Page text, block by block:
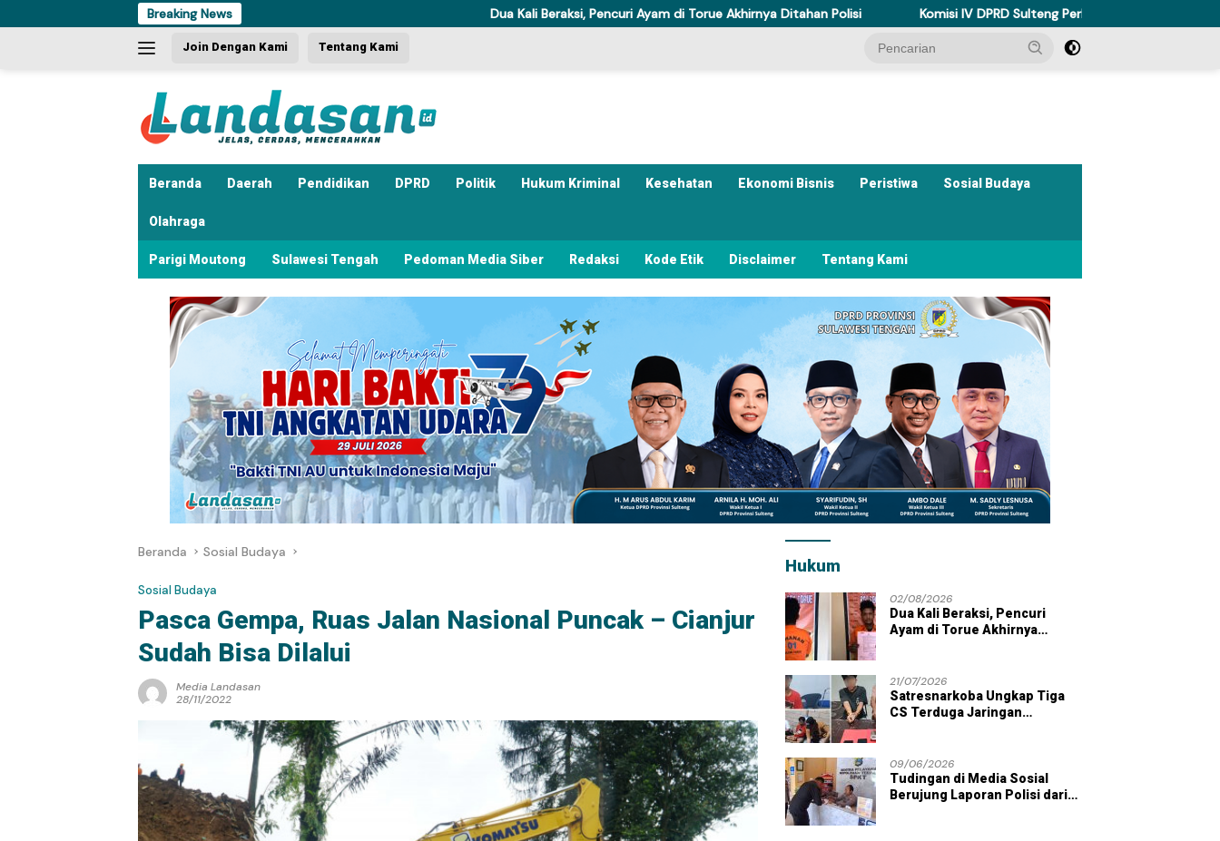
ke
Breaking News Dua Kali Beraksi, Pencuri Ayam di Torue Akhirnya Ditahan Polisi Komisi IV DPRD Sulteng Perkuat Perda Kesehatan Dukung Program
Join Dengan Kami Tentang Kami
Beranda Daerah Pendidikan DPRD Politik Hukum Kriminal Kesehatan Ekonomi Bisnis Peristiwa Sosial Budaya
Olahraga
Parigi Moutong Sulawesi Tengah Pedoman Media Siber Redaksi Kode Etik Disclaimer Tentang Kami
Beranda Sosial Budaya
Sosial Budaya
Pasca Gempa, Ruas Jalan Nasional Puncak – Cianjur
Sudah Bisa Dilalui
Media Landasan
28/11/2022
Hukum
02/08/2026
Dua Kali Beraksi, Pencuri
Ayam di Torue Akhirnya
21/07/2026
Satresnarkoba Ungkap Tiga
CS Terduga Jaringan
09/06/2026
Tudingan di Media Sosial
Berujung Laporan Polisi dari